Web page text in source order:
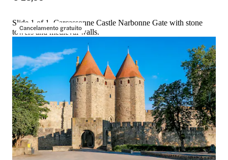
Cancelamento gratuito
Slide 1 of 1, Carcassonne Castle Narbonne Gate with stone
towers and medieval walls.